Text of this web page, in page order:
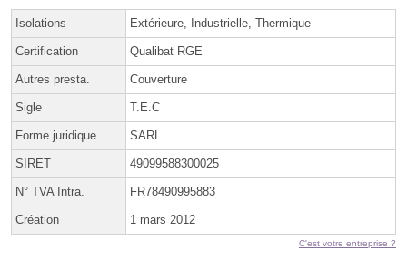
Isolations Extérieure, Industrielle, Thermique
Certification Qualibat RGE
Autres presta. Couverture
Sigle T.E.C
Forme juridique SARL
SIRET 49099588300025
N° TVA Intra. FR78490995883
Création 1 mars 2012
C'est votre entreprise ?